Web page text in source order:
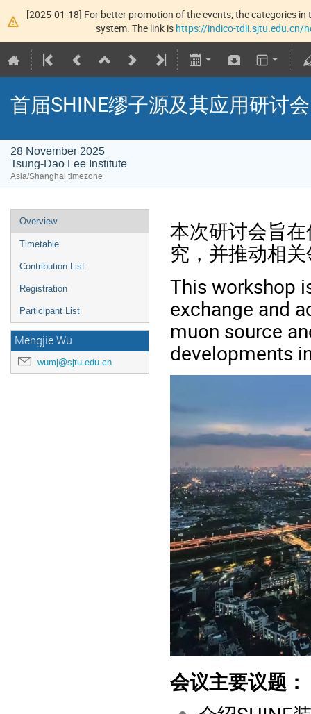
[2025-01-18] For better promotion of the events, the categories
system. The link is https://indico-tdli.sjtu.edu.cn/
首届SHINE缪子源及其应用研讨
28 November 2025
Tsung-Dao Lee Institute
Asia/Shanghai timezone
Overview
Timetable
Contribution List
Registration
Participant List
Mengjie Wu
wumj@sjtu.edu.cn
本次研讨会旨
究，并推动相
This workshop
exchange and
muon source
developments
会议主要议题：